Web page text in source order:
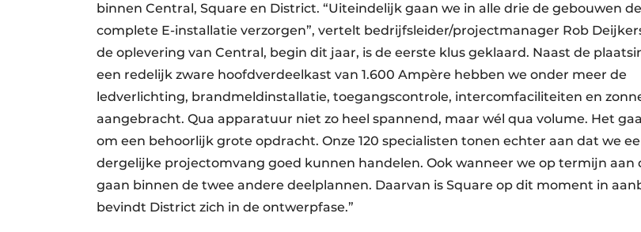
binnen Central, Square en District. “Uiteindelijk gaan we in alle drie de gebouwen de
complete E-installatie verzorgen”, vertelt bedrijfsleider/projectmanager Rob
de oplevering van Central, begin dit jaar, is de eerste klus geklaard. Naast de
een redelijk zware hoofdverdeelkast van 1.600 Ampère hebben we onder meer de
ledverlichting, brandmeldinstallatie, toegangscontrole, intercomfaciliteiten en
aangebracht. Qua apparatuur niet zo heel spannend, maar wél qua volume. Het
om een behoorlijk grote opdracht. Onze 120 specialisten tonen echter aan dat we
dergelijke projectomvang goed kunnen handelen. Ook wanneer we op termijn aan
gaan binnen de twee andere deelplannen. Daarvan is Square op dit moment in
bevindt District zich in de ontwerpfase.”